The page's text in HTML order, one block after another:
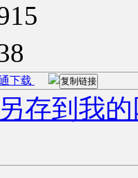
下载 复制链接
另存到我